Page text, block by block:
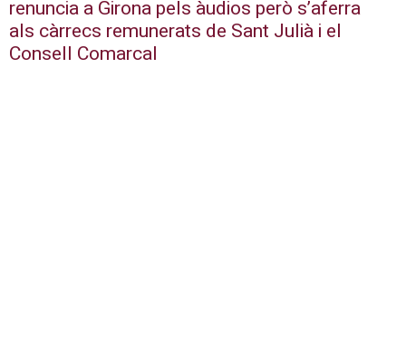
renuncia a Girona pels àudios però s’aferra
als càrrecs remunerats de Sant Julià i el
Consell Comarcal